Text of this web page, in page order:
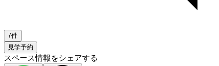
7件
見学予約
スペース情報をシェアする